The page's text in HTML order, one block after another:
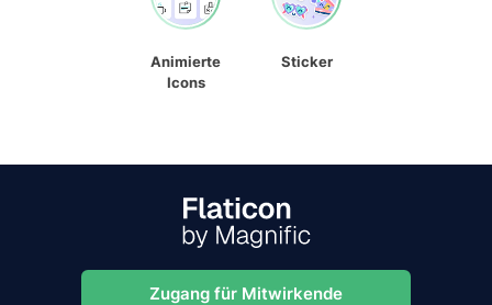
Animierte
Icons
Sticker
Zugang für Mitwirkende